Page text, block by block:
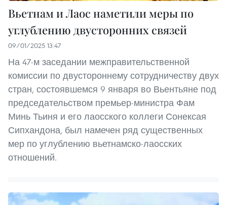
Вьетнам и Лаос наметили меры по
углублению двусторонних связей
09/01/2025 13:47
На 47-м заседании межправительственной
комиссии по двустороннему сотрудничеству двух
стран, состоявшемся 9 января во Вьентьяне под
председательством премьер-министра Фам
Минь Тьиня и его лаосского коллеги Сонексая
Сипхандона, был намечен ряд существенных
мер по углублению вьетнамско-лаосских
отношений.